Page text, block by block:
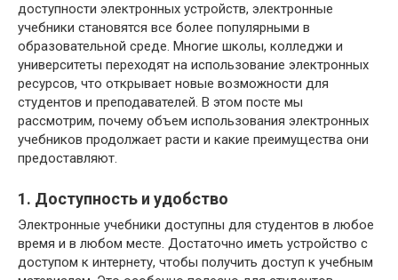
доступности электронных устройств, электронные
учебники становятся все более популярными в
образовательной среде. Многие школы, колледжи и
университеты переходят на использование электронных
ресурсов, что открывает новые возможности для
студентов и преподавателей. В этом посте мы
рассмотрим, почему объем использования электронных
учебников продолжает расти и какие преимущества они
предоставляют.
1. Доступность и удобство
Электронные учебники доступны для студентов в любое
время и в любом месте. Достаточно иметь устройство с
доступом к интернету, чтобы получить доступ к учебным